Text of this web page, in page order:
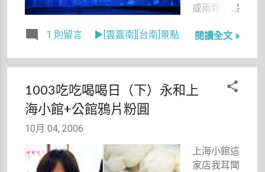
或兩顆依偎
大小小的
時，我很喜
片，那是一
瓶子裡的真
心，彷彿也
1 則留言 ▶[雲嘉南][台南]景點 閱讀全文 »
1003吃吃喝喝日（下）永和上
海小館+公館鴉片粉圓
10月 04, 2006
上海小館這
家店我耳聞